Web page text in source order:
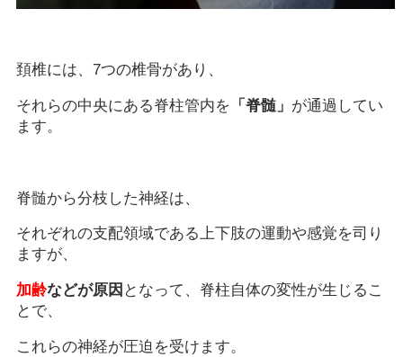
頚椎には、7つの椎骨があり、
それらの中央にある脊柱管内を 「脊髄」 が通過してい
ます。
脊髄から分枝した神経は、
それぞれの支配領域である上下肢の運動や感覚を司り
ますが、
加齢などが原因 となって、脊柱自体の変性が生じるこ
とで、
これらの神経が圧迫を受けます。